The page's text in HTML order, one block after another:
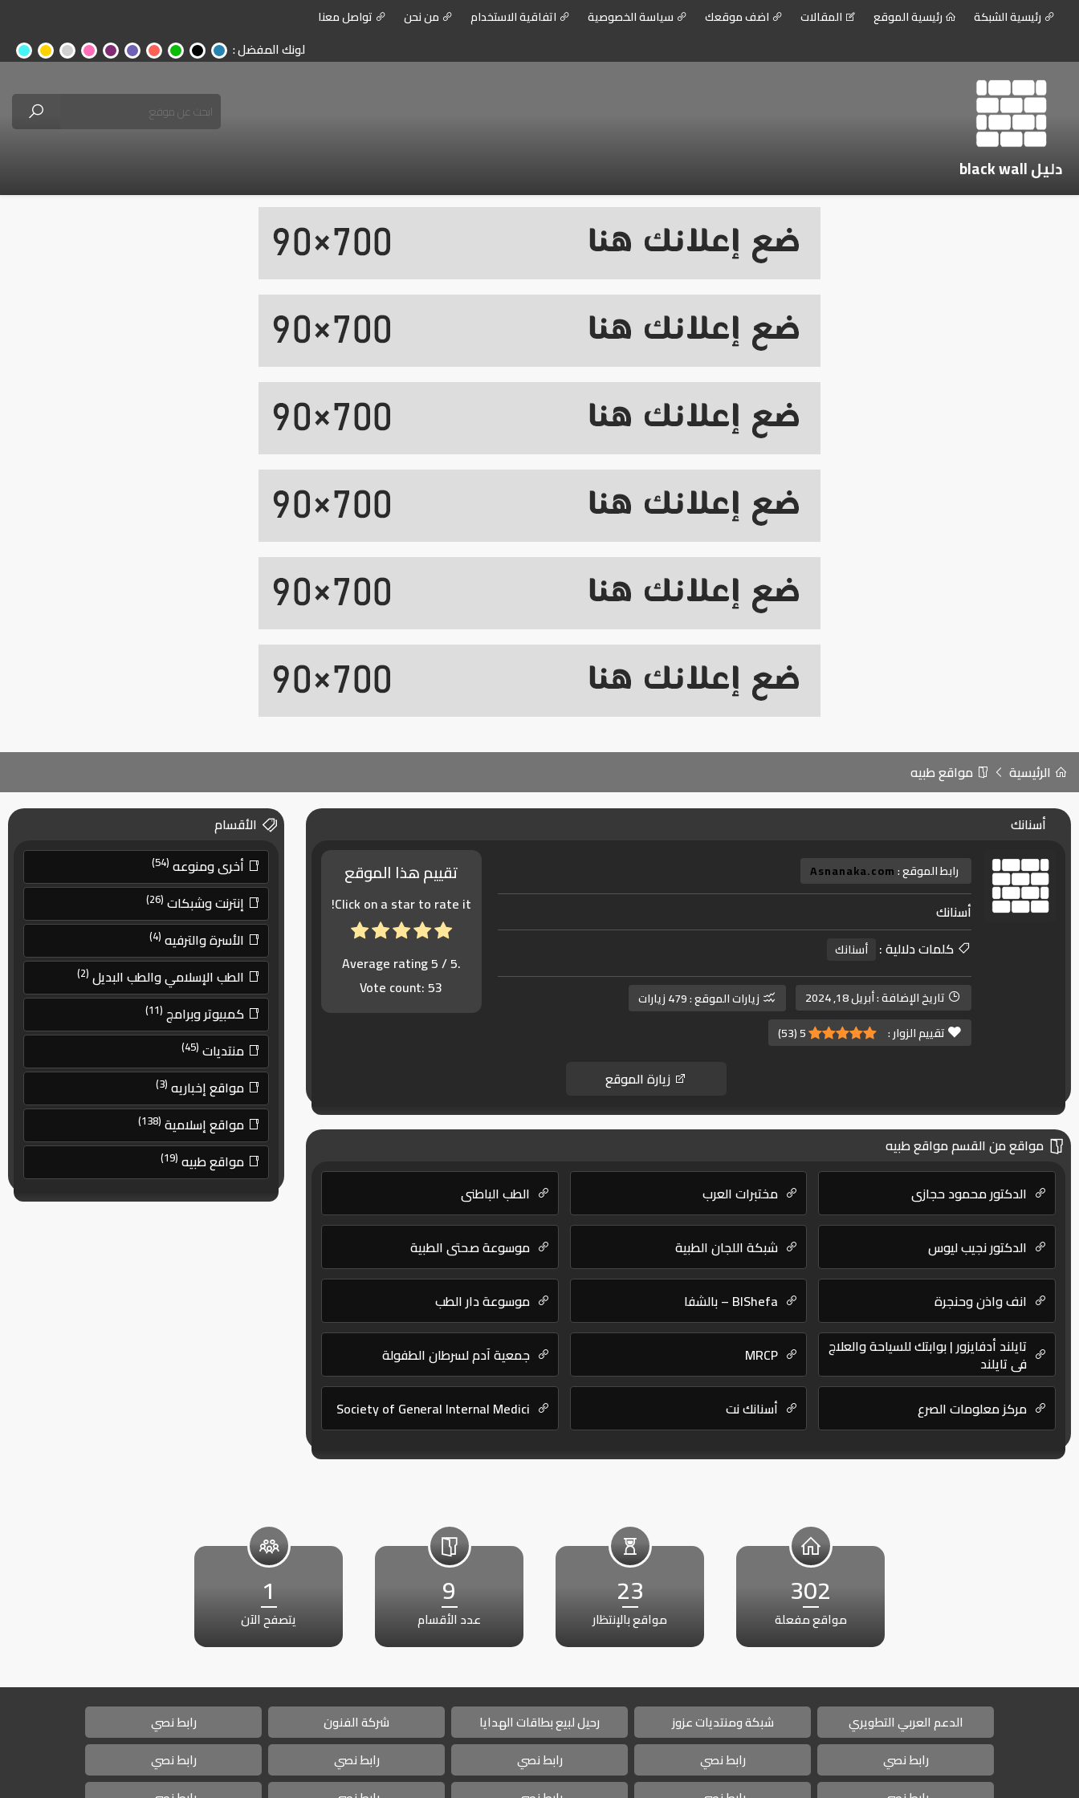
رئيسية الشبكة رئيسية الموقع المقالات اضف موقعك سياسة الخصوصية اتفاقية الاستخدام من نحن تواصل معنا
لونك المفضل :
دليل black wall
الرئيسية مواقع طبيه
أسنانك
رابط الموقع :Asnanaka.com
أسنانك
كلمات دلالية : أسنانك
تاريخ الإضافة :أبريل 18, 2024 زيارات الموقع :479 زيارات
تقييم الزوار :
5
(
53
)
تقييم هذا الموقع
Click on a star to rate it!
Average rating5/ 5.
Vote count:53
زيارة الموقع
مواقع من القسم مواقع طبيه
الدكتور محمود حجازي
مختبرات العرب الطب الباطني
الدكتور نجيب ليوس شبكة اللجان الطبية موسوعة صحتي الطبية
انف واذن وحنجرة BlShefa – بالشفا
موسوعة دار الطب
تايلند أدفايزور | بوابتك للسياحة والعلاج
في تايلند MRCP جمعية آدم لسرطان الطفولة
مركز معلومات الصرع أسنانك نت Society of General Internal Medici
الأقسام
أخرى ومنوعه (54)
إنترنت وشبكات (26)
الأسرة والترفيه (4)
الطب الإسلامي والطب البديل (2)
كمبيوتر وبرامج (11)
منتديات (45)
مواقع إخباريه (3)
مواقع إسلامية (138)
مواقع طبيه (19)
302
مواقع مفعلة
23
مواقع بالإنتظار
9
عدد الأقسام
1
يتصفح الآن
الدعم العربي التطويري شبكة ومنتديات عزوز رحيل لبيع بطاقات الهدايا شركة الفنون
رابط نصي
رابط نصي
رابط نصي رابط نصي رابط نصي
رابط نصي